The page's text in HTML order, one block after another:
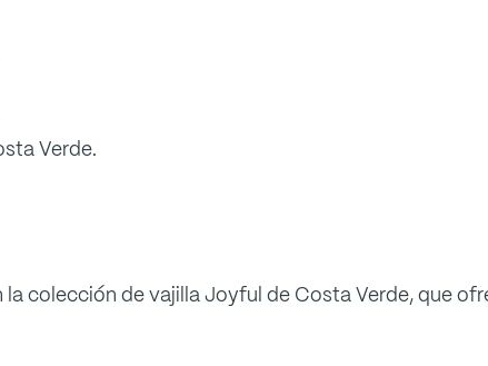
Verde.
colección de vajilla Joyful de Costa Verde, que